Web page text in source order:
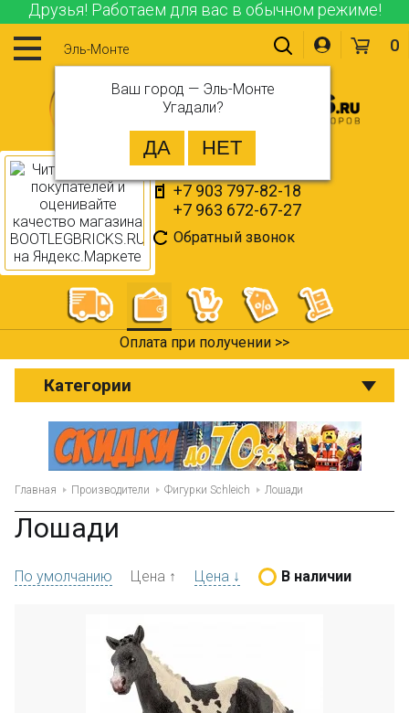
Друзья! Работаем для вас в обычном режиме!
Эль-Монте
Ваш город — Эль-Монте
Угадали?
+7 903 797-82-18
+7 963 672-67-27
Обратный звонок
0
Оплата при получении >>
Категории
Главная Производители Фигурки Schleich Лошади
Лошади
По умолчанию Цена ↑ Цена ↓ В наличии